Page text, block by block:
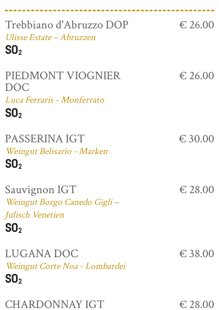
Trebbiano d'Abruzzo DOP
Ulisse Estate – Abruzzen
€ 26.00
PIEDMONT VIOGNIER
DOC
Luca Ferraris - Monferrato
€ 26.00
PASSERINA IGT
Weingut Belisario - Marken
€ 30.00
Sauvignon IGT
Weingut Borgo Canedo Gigli –
Julisch Venetien
€ 28.00
LUGANA DOC
Weingut Corte Noa - Lombardei
€ 38.00
CHARDONNAY IGT € 28.00